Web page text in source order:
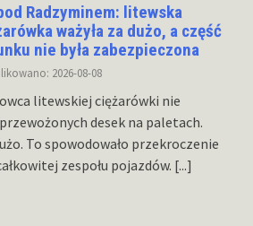
Radzyminem: litewska
ważyła za dużo, a część
nie była zabezpieczona
2026-08-08
litewskiej ciężarówki nie
desek na paletach.
To spowodowało przekroczenie
zespołu pojazdów. [...]